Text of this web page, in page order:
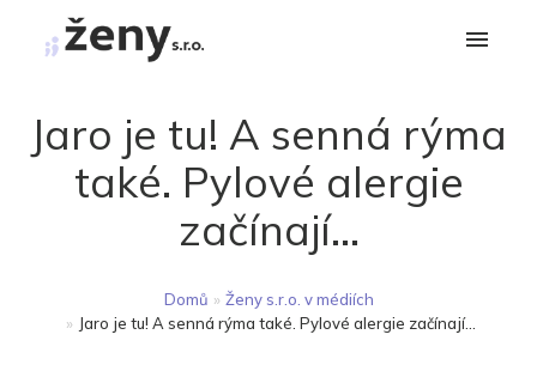
Jaro je tu! A senná rýma
také. Pylové alergie
začínají...
Domů » Ženy s.r.o. v médiích
» Jaro je tu! A senná rýma také. Pylové alergie začínají...